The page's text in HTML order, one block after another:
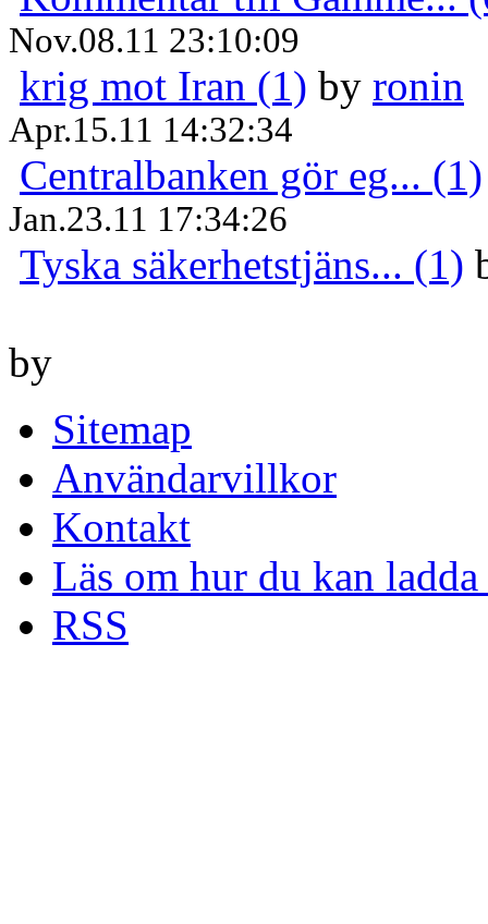
Nov.08.11 23:10:09
krig mot Iran (1) by ronin
Apr.15.11 14:32:34
Centralbanken gör eg... (1)
Jan.23.11 17:34:26
Tyska säkerhetstjäns... (1)
by
Sitemap
Användarvillkor
Kontakt
Läs om hur du kan
RSS